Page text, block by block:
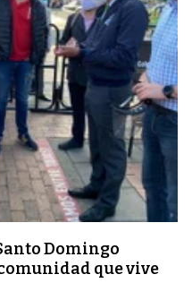
Domingo
que vive